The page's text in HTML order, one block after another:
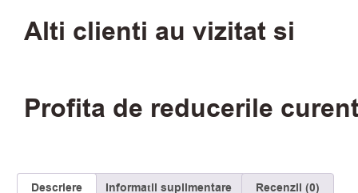
Alti clienti au vizitat si
Profita de reducerile
Descriere Informații suplimentare Recenzii (0)